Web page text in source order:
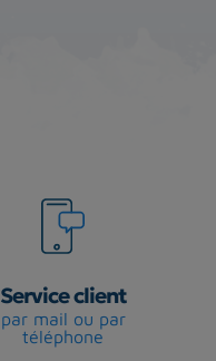
Service client
par mail ou par
téléphone